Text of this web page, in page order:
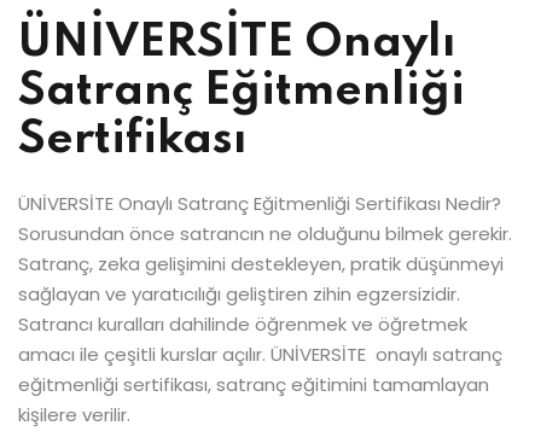
ÜNİVERSİTE Onaylı
Satranç Eğitmenliği
Sertifikası
ÜNİVERSİTE Onaylı Satranç Eğitmenliği Sertifikası Nedir?
Sorusundan önce satrancın ne olduğunu bilmek gerekir.
Satranç, zeka gelişimini destekleyen, pratik düşünmeyi
sağlayan ve yaratıcılığı geliştiren zihin egzersizidir.
Satrancı kuralları dahilinde öğrenmek ve öğretmek
amacı ile çeşitli kurslar açılır. ÜNİVERSİTE onaylı satranç
eğitmenliği sertifikası, satranç eğitimini tamamlayan
kişilere verilir.